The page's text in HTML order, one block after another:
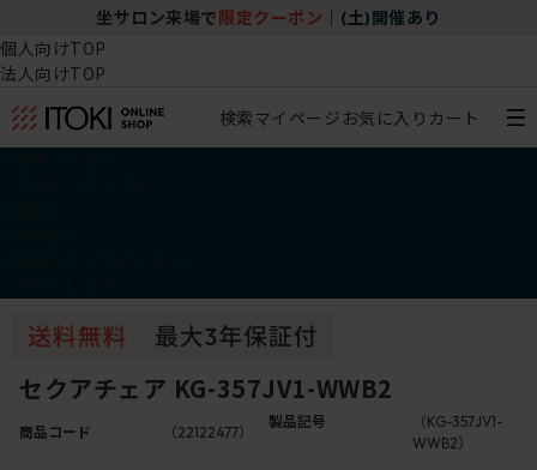
坐サロン来場で 限定クーポン (土)開催あり
個人向けTOP
法人向けTOP
検索マイページ お気に入り カート
セクアチェア KG-357JV1-WWB2
商品コード （22122477）
製品記号
（KG-357JV1-
WWB2）